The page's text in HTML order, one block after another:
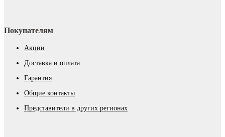
Покупателям
Акции
Доставка и оплата
Гарантия
Общие контакты
Представители в других регионах